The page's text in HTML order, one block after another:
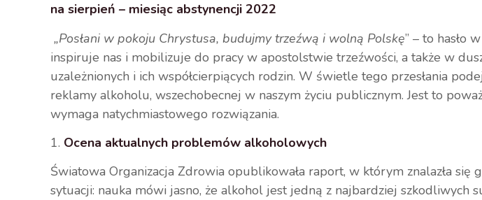
na sierpień – miesiąc abstynencji 2022
„Posłani w pokoju Chrystusa, budujmy trzeźwą i wolną Polskę” – to hasło
inspiruje nas i mobilizuje do pracy w apostolstwie trzeźwości, a także w
uzależnionych i ich współcierpiących rodzin. W świetle tego przesłania
reklamy alkoholu, wszechobecnej w naszym życiu publicznym. Jest to
wymaga natychmiastowego rozwiązania.
1. Ocena aktualnych problemów alkoholowych
Światowa Organizacja Zdrowia opublikowała raport, w którym znalazła się
sytuacji: nauka mówi jasno, że alkohol jest jedną z najbardziej szkodliwych